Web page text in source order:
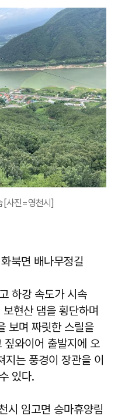
[사진=영천시]
북면 배나무정길
하강 속도가 시속
현산 댐을 횡단하며
보며 짜릿한 스릴을
짚와이어 출발지에 오
는 풍경이 장관을 이
있다.
시 임고면 승마휴양림